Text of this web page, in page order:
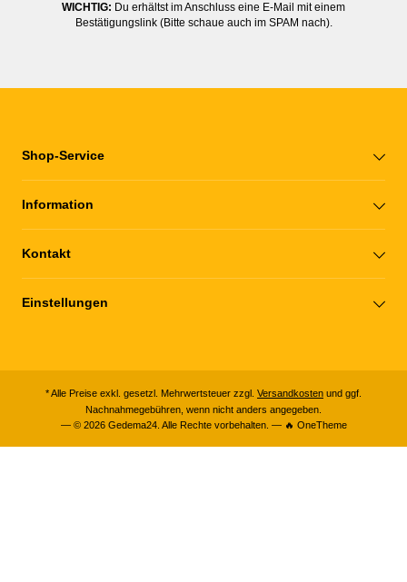
WICHTIG: Du erhältst im Anschluss eine E-Mail mit einem
Bestätigungslink (Bitte schaue auch im SPAM nach).
Shop-Service
Information
Kontakt
Einstellungen
* Alle Preise exkl. gesetzl. Mehrwertsteuer zzgl. Versandkosten und ggf.
Nachnahmegebühren, wenn nicht anders angegeben.
— © 2026 Gedema24. Alle Rechte vorbehalten. — 🔥 OneTheme